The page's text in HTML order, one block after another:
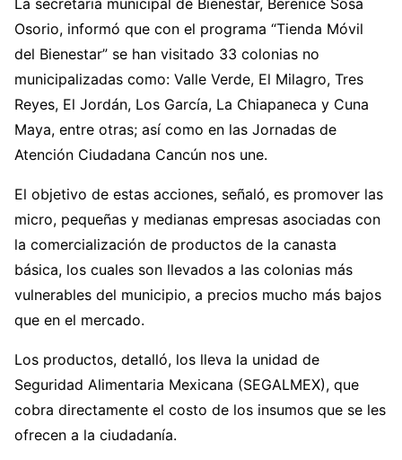
Osorio, informó que con el programa “Tienda Móvil
del Bienestar” se han visitado 33 colonias no
municipalizadas como: Valle Verde, El Milagro, Tres
Reyes, El Jordán, Los García, La Chiapaneca y Cuna
Maya, entre otras; así como en las Jornadas de
Atención Ciudadana Cancún nos une.
El objetivo de estas acciones, señaló, es promover las
micro, pequeñas y medianas empresas asociadas con
la comercialización de productos de la canasta
básica, los cuales son llevados a las colonias más
vulnerables del municipio, a precios mucho más bajos
que en el mercado.
Los productos, detalló, los lleva la unidad de
Seguridad Alimentaria Mexicana (SEGALMEX), que
cobra directamente el costo de los insumos que se les
ofrecen a la ciudadanía.